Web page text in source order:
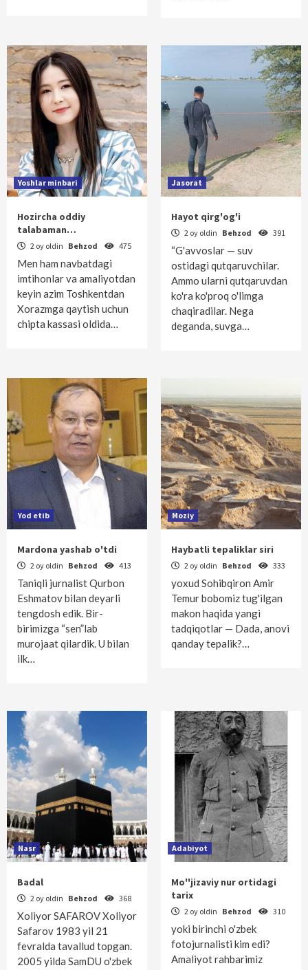
Yoshlar minbari
Hozircha oddiy
talabaman…
2 oy oldin Behzod 475
Men ham navbatdagi
imtihonlar va amaliyotdan
keyin azim Toshkentdan
Xorazmga qaytish uchun
chipta kassasi oldida…
Jasorat
Hayot qirg'og'i
2 oy oldin Behzod 391
“G'avvoslar — suv
ostidagi qutqaruvchilar.
Ammo ularni qutqaruvdan
ko'ra ko'proq o'limga
chaqiradilar. Nega
deganda, suvga…
Yod etib
Mardona yashab o'tdi
2 oy oldin Behzod 413
Taniqli jurnalist Qurbon
Eshmatov bilan deyarli
tengdosh edik. Bir-
birimizga “sen”lab
murojaat qilardik. U bilan
ilk…
Moziy
Haybatli tepaliklar siri
2 oy oldin Behzod 333
yoxud Sohibqiron Amir
Temur bobomiz tug'ilgan
makon haqida yangi
tadqiqotlar — Dada, anovi
qanday tepalik?…
Nasr
Badal
2 oy oldin Behzod 368
Xoliyor SAFAROV Xoliyor
Safarov 1983 yil 21
fevralda tavallud topgan.
2005 yilda SamDU o'zbek
Adabiyot
Mo''jizaviy nur ortidagi
tarix
2 oy oldin Behzod 310
yoki birinchi o'zbek
fotojurnalisti kim edi?
Amaliyot rahbarimiz